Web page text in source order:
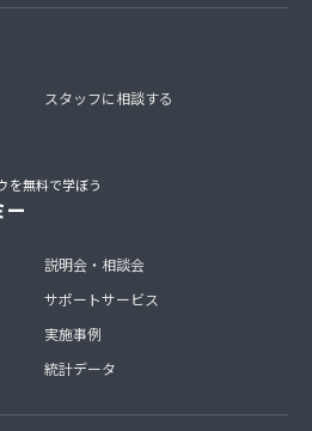
スタッフに相談する
を無料で学ぼう
ー
説明会・相談会
サポートサービス
実施事例
統計データ